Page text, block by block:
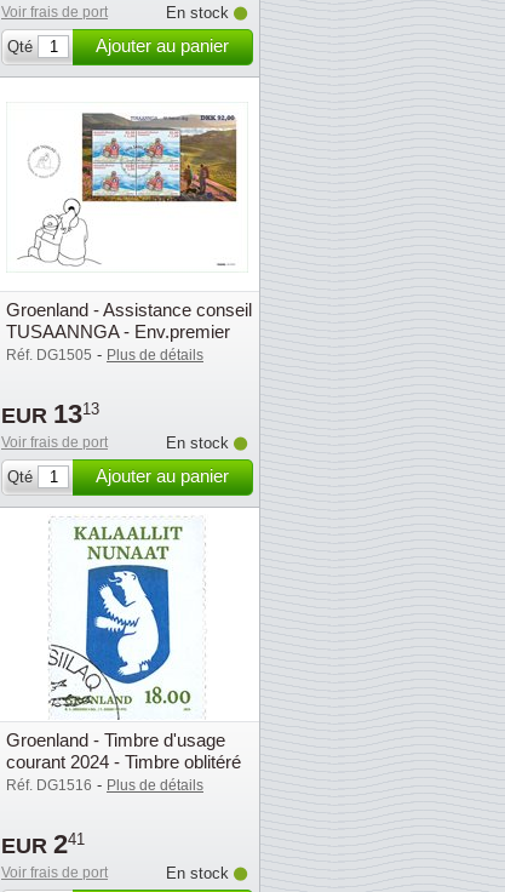
Voir frais de port
En stock
Qté
Ajouter au panier
Groenland - Assistance conseil
TUSAANNGA - Env.premier
jour avec bloc
Réf. DG1505 - Plus de détails
EUR 1313
Voir frais de port
En stock
Qté
Ajouter au panier
Groenland - Timbre d'usage
courant 2024 - Timbre oblitéré
Réf. DG1516 - Plus de détails
EUR 241
Voir frais de port
En stock